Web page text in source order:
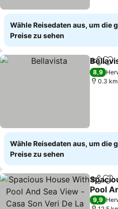
Wähle Reisedaten aus, um die
Preise zu sehen
Teilen
8,9
0.3
Wähle Reisedaten aus, um die
Preise zu sehen
Teilen
Pool
Son
9,9